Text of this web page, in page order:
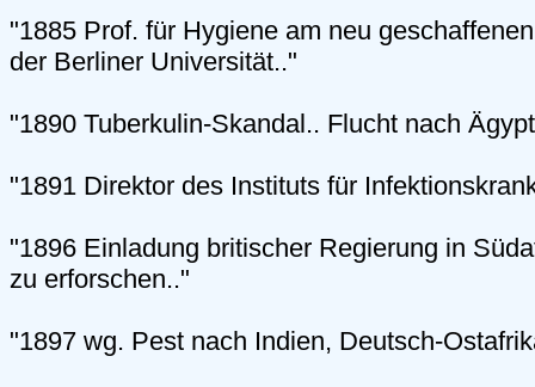
"1885 Prof. für Hygiene am neu
der Berliner Universität.."
"1890 Tuberkulin-Skandal.. Flucht nach
"1891 Direktor des Instituts für
"1896 Einladung britischer Regierung in
zu erforschen.."
"1897 wg. Pest nach Indien, Deutsch-